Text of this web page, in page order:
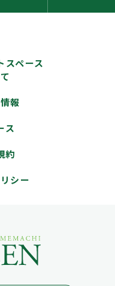
スペース
報
ス
約
シー